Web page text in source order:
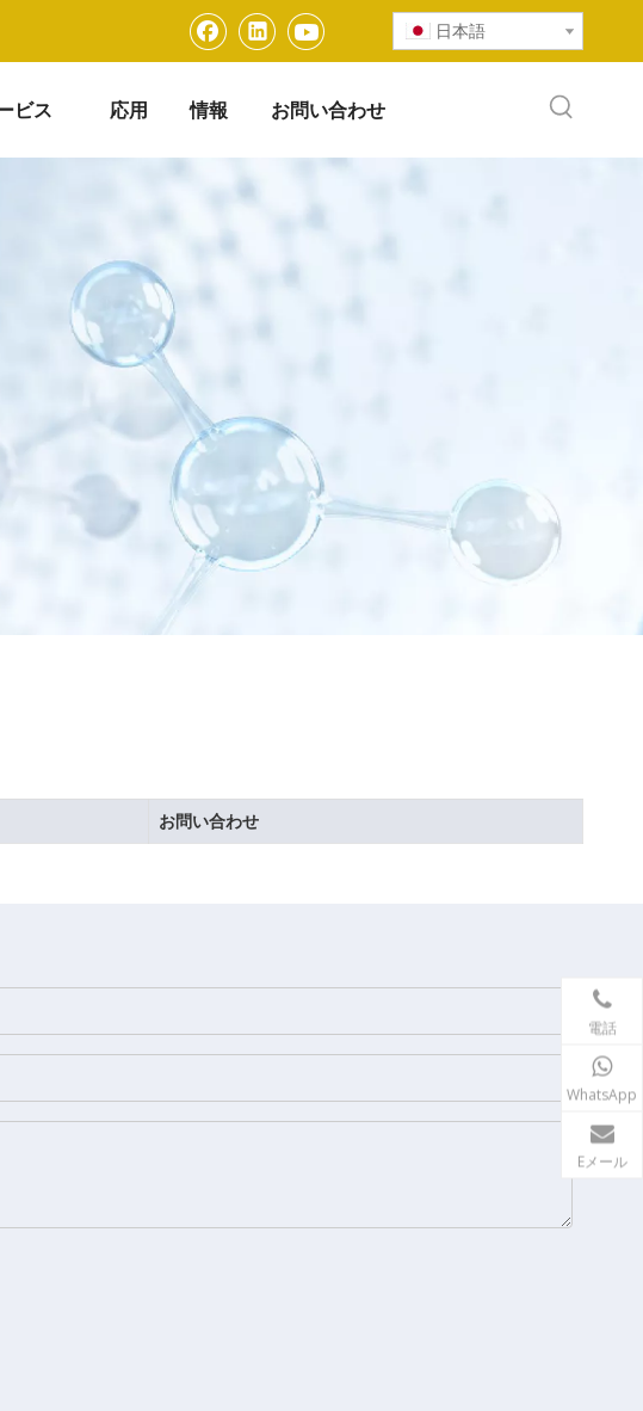
日本語
ビス 応用 情報 お問い合わせ
お問い合わせ
電話
WhatsApp
Eメール